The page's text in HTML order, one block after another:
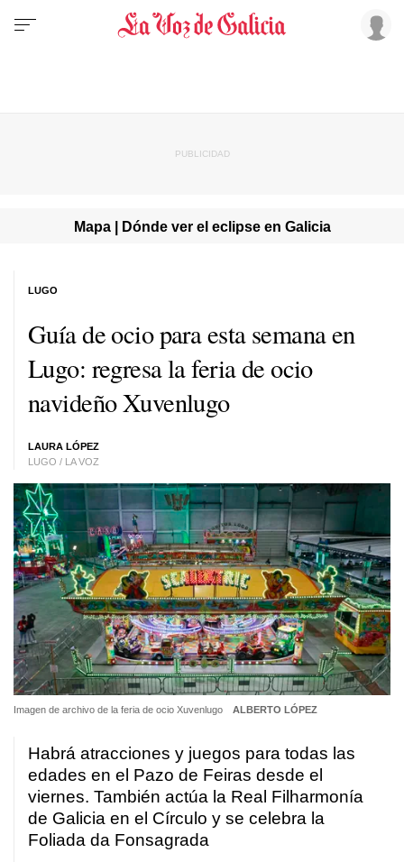
Mapa | Dónde ver el eclipse en Galicia
Guía de ocio para esta semana en
Lugo: regresa la feria de ocio
navideño Xuvenlugo
LAURA LÓPEZ
LUGO / LA VOZ
LUGO
Imagen de archivo de la feria de ocio Xuvenlugo ALBERTO LÓPEZ
Habrá atracciones y juegos para todas las
edades en el Pazo de Feiras desde el
viernes. También actúa la Real Filharmonía
de Galicia en el Círculo y se celebra la
Foliada da Fonsagrada